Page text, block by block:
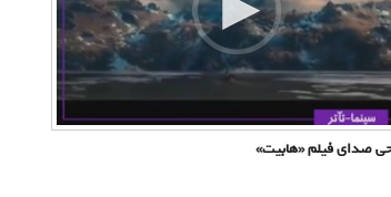
صدای فیلم «هابیت»